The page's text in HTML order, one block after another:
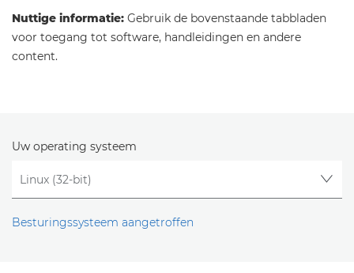
Nuttige informatie: Gebruik de bovenstaande tabbladen
voor toegang tot software, handleidingen en andere
content.
Uw operating systeem
Besturingssysteem aangetroffen